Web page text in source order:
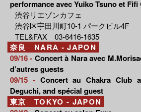
performance avec Yuiko Tsuno et
渋谷リエゾンカフェ
渋谷区宇田川町10-1 パークビル4F
TEL&FAX 03-6416-1635
奈良 NARA - JAPON
09/16 - Concert à Nara avec
d’autres guests
09/15 - Concert au Chakra Club
Deguchi, and spécial guest
東京 TOKYO - JAPON